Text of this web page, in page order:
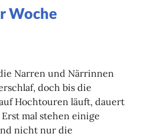
Woche
Narren und Närrinnen
doch bis die
Hochtouren läuft, dauert
mal stehen einige
nicht nur die